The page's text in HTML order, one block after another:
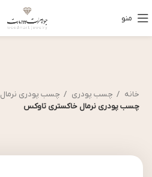
منو
خانه چسب پودری
چسب پودری نرمال
چسب پودری نرمال خاکستری تاوکس